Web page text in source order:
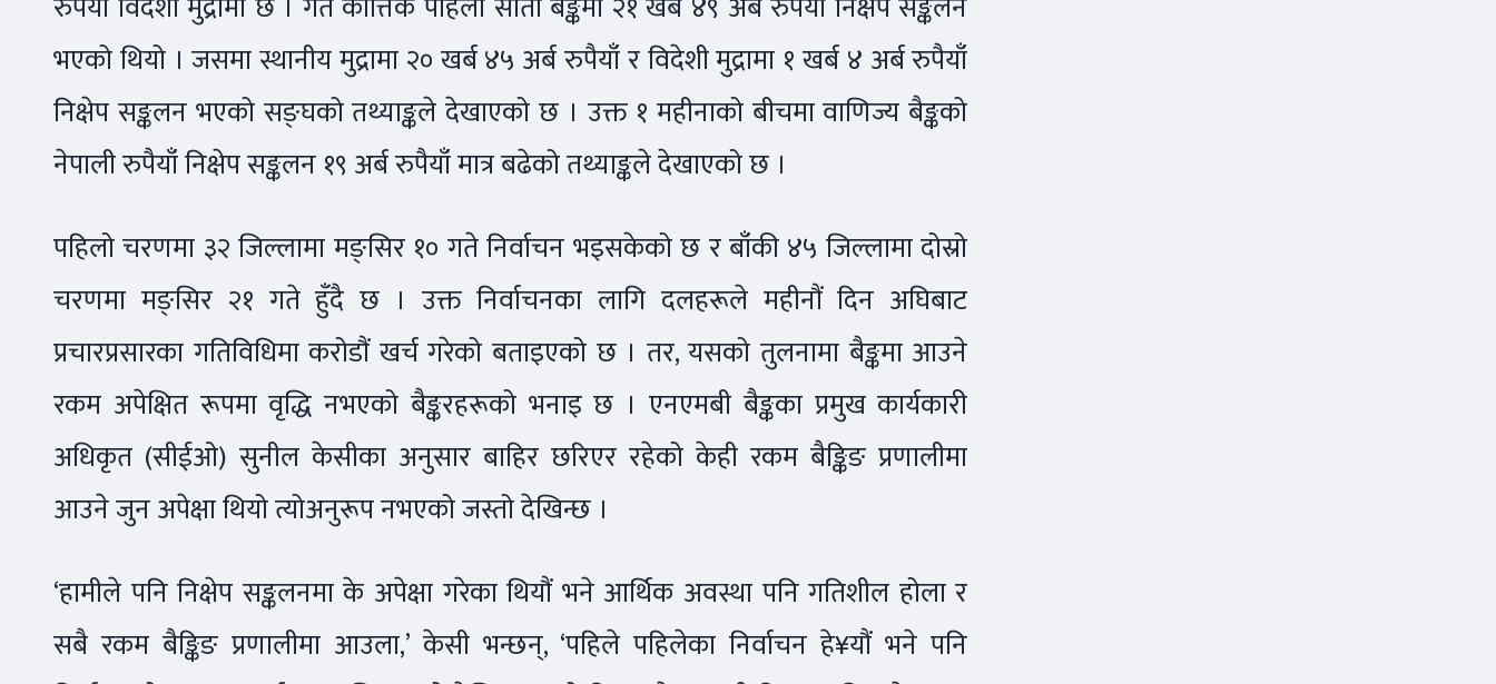
भएको थियो । जसमा स्थानीय मुद्रामा २० खर्ब ४५ अर्ब रुपैयाँ र विदेशी मुद्रामा १ खर्ब ४ अर्ब रुपैयाँ
निक्षेप सङ्कलन भएको सङ्घको तथ्याङ्कले देखाएको छ । उक्त १ महीनाको बीचमा वाणिज्य बैङ्कको
नेपाली रुपैयाँ निक्षेप सङ्कलन १९ अर्ब रुपैयाँ मात्र बढेको तथ्याङ्कले देखाएको छ ।
पहिलो चरणमा ३२ जिल्लामा मङ्सिर १० गते निर्वाचन भइसकेको छ र बाँकी ४५ जिल्लामा दोस्रो
चरणमा मङ्सिर २१ गते हुँदै छ । उक्त निर्वाचनका लागि दलहरूले महीनौं दिन अघिबाट
प्रचारप्रसारका गतिविधिमा करोडौं खर्च गरेको बताइएको छ । तर, यसको तुलनामा बैङ्कमा आउने
रकम अपेक्षित रूपमा वृद्धि नभएको बैङ्करहरूको भनाइ छ । एनएमबी बैङ्कका प्रमुख कार्यकारी
अधिकृत (सीईओ) सुनील केसीका अनुसार बाहिर छरिएर रहेको केही रकम बैङ्किङ प्रणालीमा
आउने जुन अपेक्षा थियो त्योअनुरूप नभएको जस्तो देखिन्छ ।
‘हामीले पनि निक्षेप सङ्कलनमा के अपेक्षा गरेका थियौं भने आर्थिक अवस्था पनि गतिशील होला र
सबै रकम बैङ्किङ प्रणालीमा आउला,’ केसी भन्छन्, ‘पहिले पहिलेका निर्वाचन हे¥यौं भने पनि